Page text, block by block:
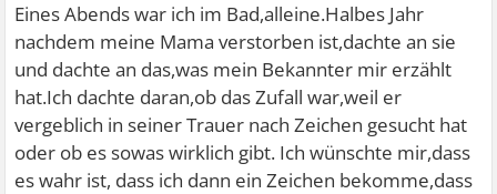
Eines Abends war ich im Bad,alleine.Halbes Jahr
nachdem meine Mama verstorben ist,dachte an sie
und dachte an das,was mein Bekannter mir erzählt
hat.Ich dachte daran,ob das Zufall war,weil er
vergeblich in seiner Trauer nach Zeichen gesucht hat
oder ob es sowas wirklich gibt. Ich wünschte mir,dass
es wahr ist, dass ich dann ein Zeichen bekomme,dass